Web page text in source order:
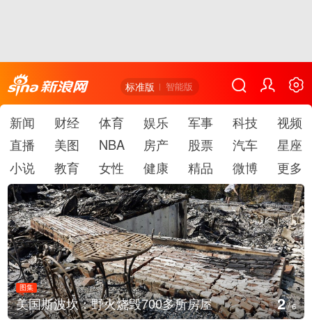
标准版 智能版
新闻 财经 体育 娱乐 军事 科技
视频
直播
美图 NBA 房产 股票 汽车
星座
小说
教育 女性 健康 精品 微博 更多
图集
美国斯波坎：野火烧毁700多所房屋 2/6